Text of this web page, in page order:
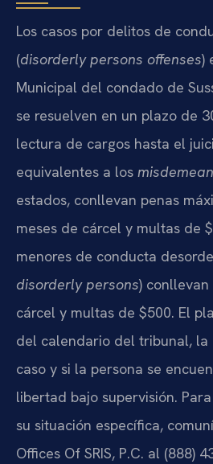
Los casos por delitos de
(disorderly persons offenses)
Municipal del condado de
se resuelven en un plazo de
lectura de cargos hasta el
equivalentes a los
estados, conllevan penas
meses de cárcel y multas de
menores de conducta
disorderly persons)
cárcel y multas de $500. El
del calendario del tribunal,
caso y si la persona se
libertad bajo supervisión.
su situación específica,
Offices Of SRIS, P.C. al (888)